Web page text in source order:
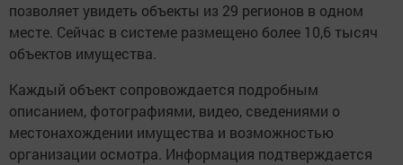
позволяет увидеть объекты из 29 регионов в одном
месте. Сейчас в системе размещено более 10,6 тысяч
объектов имущества.
Каждый объект сопровождается подробным
описанием, фотографиями, видео, сведениями о
местонахождении имущества и возможностью
организации осмотра. Информация подтверждается